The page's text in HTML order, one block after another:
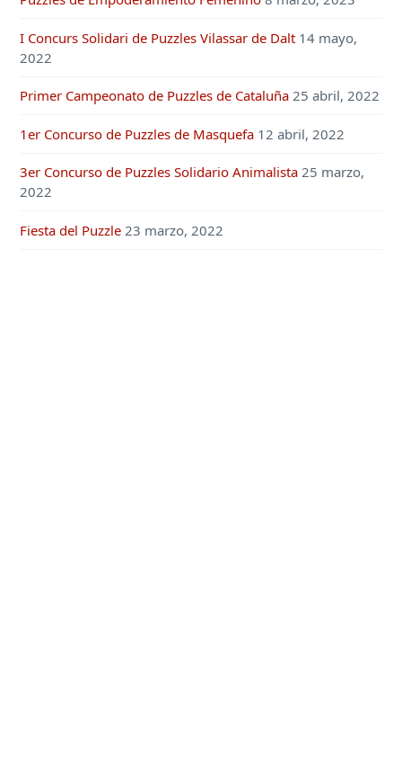
I Concurs Solidari de Puzzles Vilassar de Dalt 14 mayo,
2022
Primer Campeonato de Puzzles de Cataluña 25 abril, 2022
1er Concurso de Puzzles de Masquefa 12 abril, 2022
3er Concurso de Puzzles Solidario Animalista 25 marzo,
2022
Fiesta del Puzzle 23 marzo, 2022